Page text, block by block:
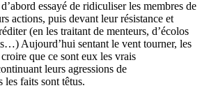
essayé de ridiculiser les membres de
actions, puis devant leur résistance et
(en les traitant de menteurs, d’écolos
Aujourd’hui sentant le vent tourner, les
que ce sont eux les vrais
leurs agressions de
faits sont têtus.